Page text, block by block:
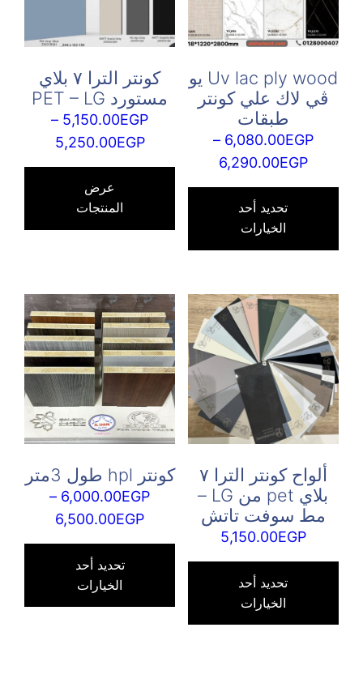
Uv lac ply wood يو
ڤي لاك علي كونتر
طبقات
6,080.00EGP
–
6,290.00EGP
السعر:
⁦6,080.00EGP⁩
خلال
تحديد أحد
الخيارات
هناك
من
الأشكال
لهذا
المنتج.
يمكن
اختيار
الخيارات
على
صفحة
كونتر الترا ٧ بلاي
مستورد PET – LG
5,150.00EGP
–
5,250.00EGP
السعر:
خلال
عرض
المنتجات
ألواح كونتر الترا ٧
بلاي pet من LG –
مط سوفت تاتش
5,150.00EGP
تحديد أحد
الخيارات
هناك
من
الأشكال
كونتر hpl طول 3متر
6,000.00EGP
–
6,500.00EGP
نطاق
السعر:
خلال
تحديد أحد
الخيارات